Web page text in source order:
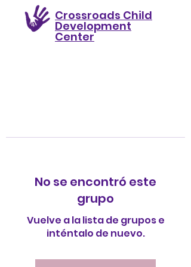
Crossroads Child
Development
Center
No se encontró este
grupo
Vuelve a la lista de grupos e
inténtalo de nuevo.